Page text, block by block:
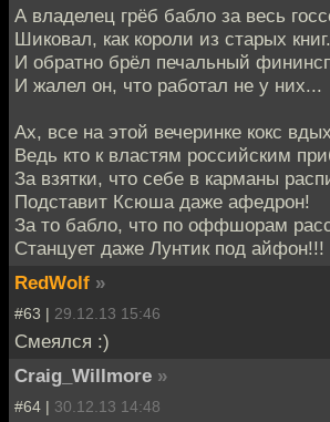
А владелец грёб бабло за весь
Шиковал, как короли из старых книг.
И обратно брёл печальный
И жалел он, что работал не у них...
Ах, все на этой вечеринке кокс
Ведь кто к властям российским
За взятки, что себе в карманы
Подставит Ксюша даже афедрон!
За то бабло, что по оффшорам
Станцует даже Лунтик под айфон!!!
RedWolf »
#63 | 29.12.13 15:46
Смеялся :)
Craig_Willmore »
#64 | 30.12.13 14:48